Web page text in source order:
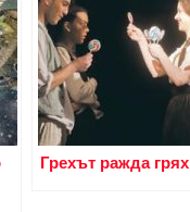
Грехът ражда грях